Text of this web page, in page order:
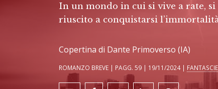
In un mondo in cui si vive a rate,
riuscito a conquistarsi
Copertina di Dante Primoverso (IA)
ROMANZO BREVE | PAGG. 59 | 19/11/2024 |